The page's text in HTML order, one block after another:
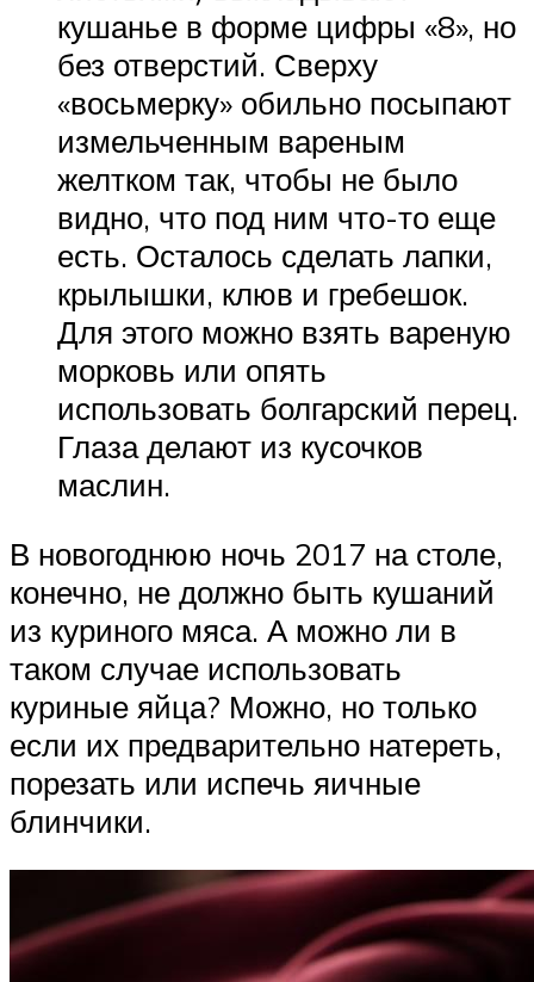
кушанье в форме цифры «8», но
без отверстий. Сверху
«восьмерку» обильно посыпают
измельченным вареным
желтком так, чтобы не было
видно, что под ним что-то еще
есть. Осталось сделать лапки,
крылышки, клюв и гребешок.
Для этого можно взять вареную
морковь или опять
использовать болгарский перец.
Глаза делают из кусочков
маслин.
В новогоднюю ночь 2017 на столе,
конечно, не должно быть кушаний
из куриного мяса. А можно ли в
таком случае использовать
куриные яйца? Можно, но только
если их предварительно натереть,
порезать или испечь яичные
блинчики.